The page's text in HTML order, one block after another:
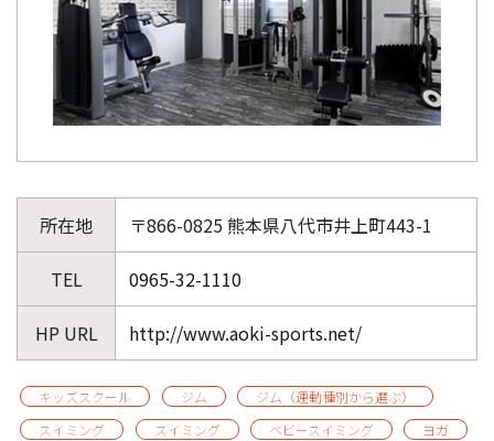
所在地 〒866-0825 熊本県八代市井上町443-1
TEL 0965-32-1110
HP URL http://www.aoki-sports.net/
キッズスクール ジム
ジム（運動種別から選ぶ）
スイミング
スイミング ベビースイミング
ヨガ